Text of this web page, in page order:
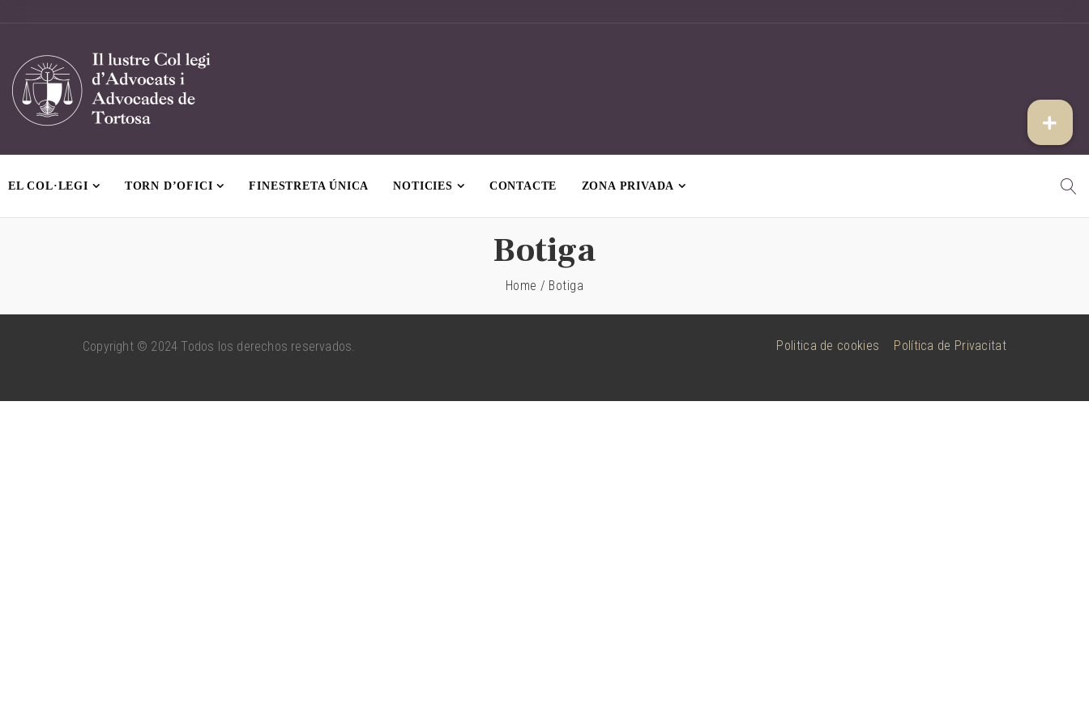
EL COL·LEGI TORN D’OFICI FINESTRETA ÚNICA NOTICIES CONTACTE ZONA PRIVADA
Botiga
Home / Botiga
Copyright © 2024 Todos los derechos reservados. Politica de cookies Política de Privacitat